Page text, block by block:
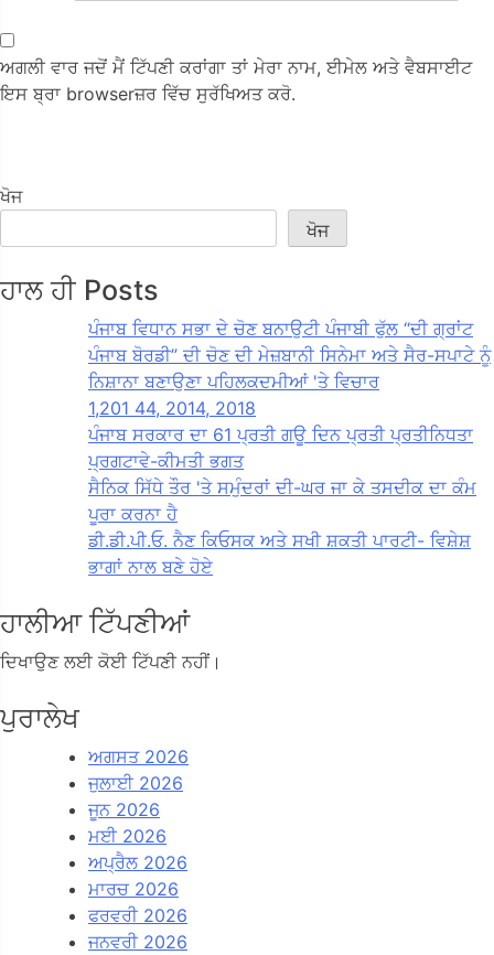
ਅਗਲੀ ਵਾਰ ਜਦੋਂ ਮੈਂ ਟਿੱਪਣੀ ਕਰਾਂਗਾ ਤਾਂ ਮੇਰਾ ਨਾਮ, ਈਮੇਲ ਅਤੇ ਵੈਬਸਾਈਟ
ਇਸ ਬ੍ਰਾ browserਜ਼ਰ ਵਿੱਚ ਸੁਰੱਖਿਅਤ ਕਰੋ.
ਖੋਜ
ਖੋਜ
ਹਾਲ ਹੀ Posts
ਪੰਜਾਬ ਵਿਧਾਨ ਸਭਾ ਦੇ ਚੋਣ ਬਨਾਉਟੀ ਪੰਜਾਬੀ ਫੁੱਲ “ਦੀ ਗ੍ਰਾਂਟ
ਪੰਜਾਬ ਬੋਰਡੀ” ਦੀ ਚੋਣ ਦੀ ਮੇਜ਼ਬਾਨੀ ਸਿਨੇਮਾ ਅਤੇ ਸੈਰ-ਸਪਾਟੇ ਨੂੰ
ਨਿਸ਼ਾਨਾ ਬਣਾਉਣਾ ਪਹਿਲਕਦਮੀਆਂ 'ਤੇ ਵਿਚਾਰ
1,201 44, 2014, 2018
ਪੰਜਾਬ ਸਰਕਾਰ ਦਾ 61 ਪ੍ਰਤੀ ਗਊ ਦਿਨ ਪ੍ਰਤੀ ਪ੍ਰਤੀਨਿਧਤਾ
ਪ੍ਰਗਟਾਵੇ-ਕੀਮਤੀ ਭਗਤ
ਸੈਨਿਕ ਸਿੱਧੇ ਤੌਰ 'ਤੇ ਸਮੁੰਦਰਾਂ ਦੀ-ਘਰ ਜਾ ਕੇ ਤਸਦੀਕ ਦਾ ਕੰਮ
ਪੂਰਾ ਕਰਨਾ ਹੈ
ਡੀ.ਡੀ.ਪੀ.ਓ. ਨੈਣ ਕਿਓਸਕ ਅਤੇ ਸਖੀ ਸ਼ਕਤੀ ਪਾਰਟੀ- ਵਿਸ਼ੇਸ਼
ਭਾਗਾਂ ਨਾਲ ਬਣੇ ਹੋਏ
ਹਾਲੀਆ ਟਿੱਪਣੀਆਂ
ਦਿਖਾਉਣ ਲਈ ਕੋਈ ਟਿੱਪਣੀ ਨਹੀਂ।
ਪੁਰਾਲੇਖ
ਅਗਸਤ 2026
ਜੁਲਾਈ 2026
ਜੂਨ 2026
ਮਈ 2026
ਅਪ੍ਰੈਲ 2026
ਮਾਰਚ 2026
ਫਰਵਰੀ 2026
ਜਨਵਰੀ 2026